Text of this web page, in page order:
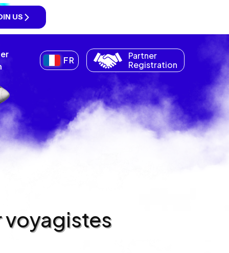
US
FR
Partner
Registration
voyagistes